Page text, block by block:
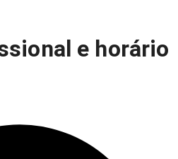
e horário